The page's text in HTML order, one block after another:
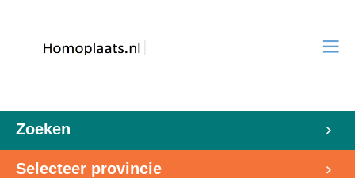
Zoeken
Selecteer provincie